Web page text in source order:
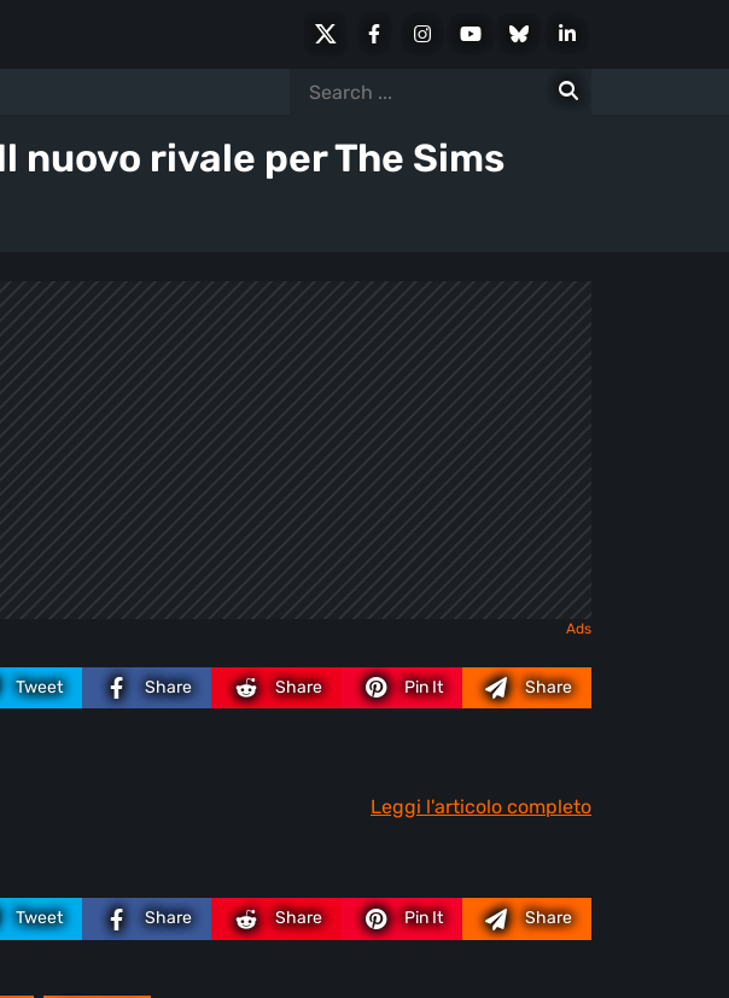
FacebookInstagramYoutubeBlueskyLinkedIn
Search
nuovo rivale per The Sims
Tweet Share Share Pin It Share
Leggi l'articolo completo
Tweet Share Share Pin It Share